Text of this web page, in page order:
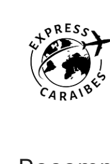
contenu